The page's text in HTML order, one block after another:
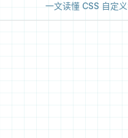
一文读懂 CSS 自定